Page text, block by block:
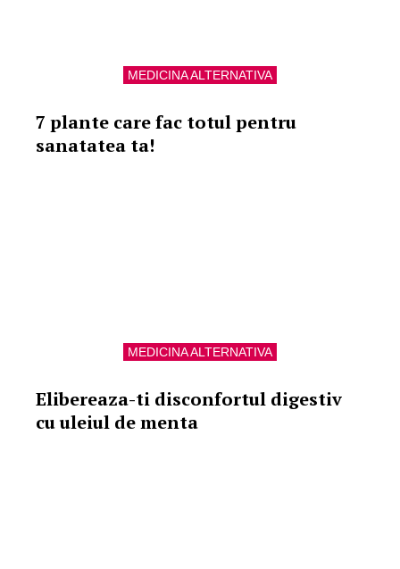
MEDICINA ALTERNATIVA
7 plante care fac totul pentru
sanatatea ta!
MEDICINA ALTERNATIVA
Elibereaza-ti disconfortul digestiv
cu uleiul de menta